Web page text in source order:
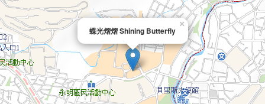
蝶光熠熠 Shining Butterfly
×